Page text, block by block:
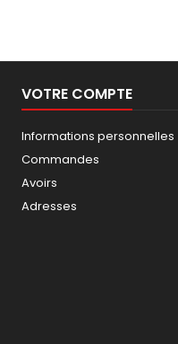
VOTRE COMPTE
Informations personnelles
Commandes
Avoirs
Adresses